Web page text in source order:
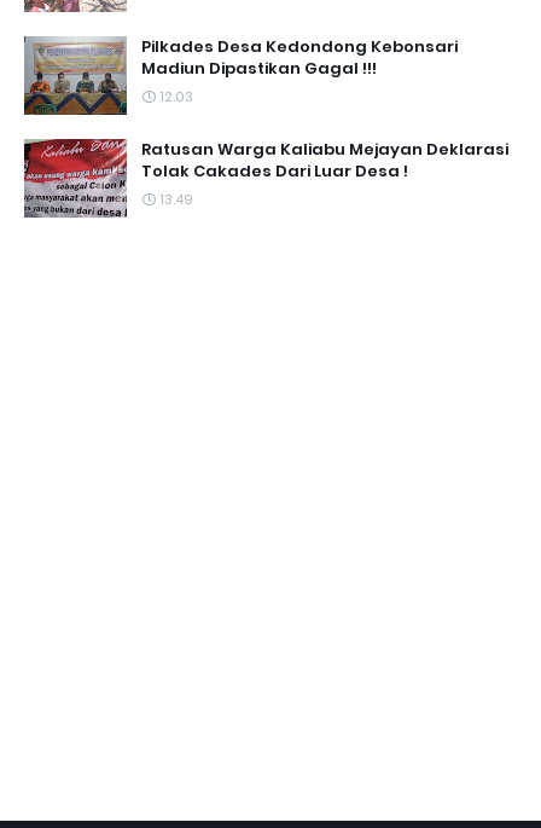
Pilkades Desa Kedondong Kebonsari
Madiun Dipastikan Gagal !!!
12.03
Ratusan Warga Kaliabu Mejayan Deklarasi
Tolak Cakades Dari Luar Desa !
13.49